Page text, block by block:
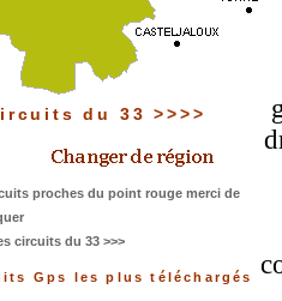
du 33 >>>>
proches du point rouge merci de
circuits du 33 >>>
Gps les plus téléchargés